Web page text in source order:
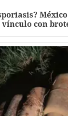
vínculo con